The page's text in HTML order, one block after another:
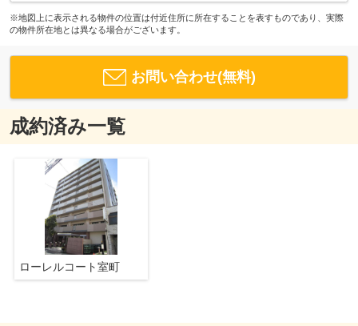
※地図上に表示される物件の位置は付近住所に所在することを表すものであり、実際
の物件所在地とは異なる場合がございます。
お問い合わせ(無料)
成約済み一覧
ローレルコート室町